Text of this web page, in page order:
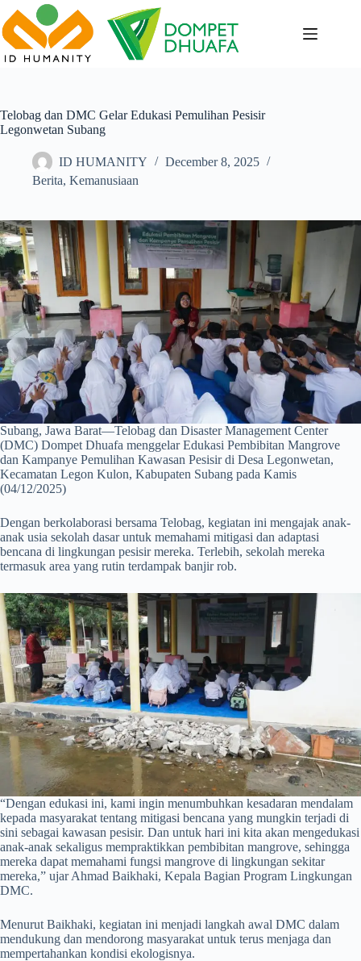
to
content
Telobag dan DMC Gelar Edukasi Pemulihan Pesisir
Legonwetan Subang
ID HUMANITY
December 8, 2025
Berita, Kemanusiaan
Subang, Jawa Barat—Telobag dan Disaster Management Center
(DMC) Dompet Dhuafa menggelar Edukasi Pembibitan Mangrove
dan Kampanye Pemulihan Kawasan Pesisir di Desa Legonwetan,
Kecamatan Legon Kulon, Kabupaten Subang pada Kamis
(04/12/2025)
Dengan berkolaborasi bersama Telobag, kegiatan ini mengajak anak-
anak usia sekolah dasar untuk memahami mitigasi dan adaptasi
bencana di lingkungan pesisir mereka. Terlebih, sekolah mereka
termasuk area yang rutin terdampak banjir rob.
“Dengan edukasi ini, kami ingin menumbuhkan kesadaran mendalam
kepada masyarakat tentang mitigasi bencana yang mungkin terjadi di
sini sebagai kawasan pesisir. Dan untuk hari ini kita akan mengedukasi
anak-anak sekaligus mempraktikkan pembibitan mangrove, sehingga
mereka dapat memahami fungsi mangrove di lingkungan sekitar
mereka,” ujar Ahmad Baikhaki, Kepala Bagian Program Lingkungan
DMC.
Menurut Baikhaki, kegiatan ini menjadi langkah awal DMC dalam
mendukung dan mendorong masyarakat untuk terus menjaga dan
mempertahankan kondisi ekologisnya.